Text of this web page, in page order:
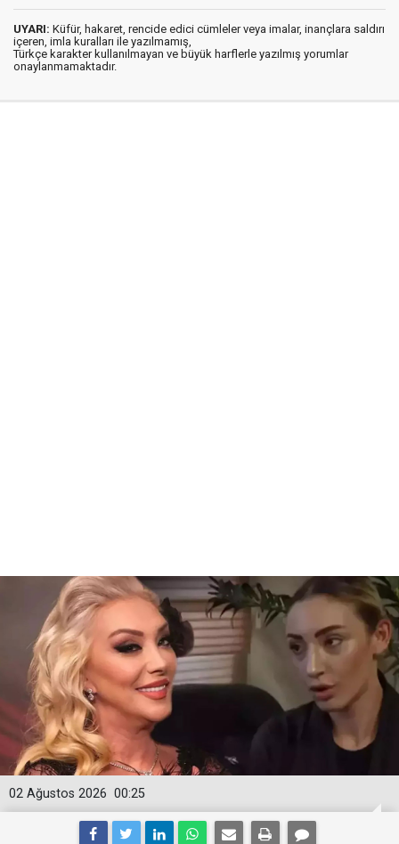
UYARI: Küfür, hakaret, rencide edici cümleler veya imalar, inançlara saldırı
içeren, imla kuralları ile yazılmamış,
Türkçe karakter kullanılmayan ve büyük harflerle yazılmış yorumlar
onaylanmamaktadır.
00:25
02 Ağustos 2026